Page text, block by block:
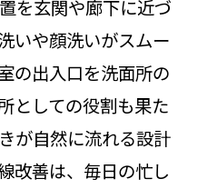
を玄関や廊下に近づ
いや顔洗いがスムー
の出入口を洗面所の
としての役割も果た
が自然に流れる設計
改善は、毎日の忙し